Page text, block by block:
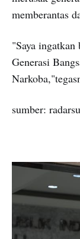
memberantas
"Saya
Generasi
sumber: